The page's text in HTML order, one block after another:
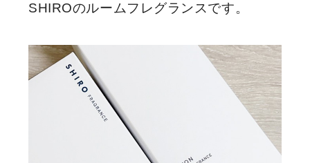
SHIROのルームフレグランスです。